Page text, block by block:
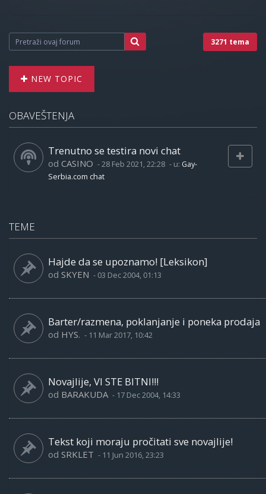
3271 tema
NEW TOPIC
OBAVEŠTENJA
Trenutno se testira novi chat
od CASINO -28 Feb 2021, 22:28 - u: Gay-
Serbia.com chat
TEME
Hajde da se upoznamo! [Leksikon]
od SKYEN - 03 Dec 2004, 01:13
Barter/razmena, poklanjanje i poneka prodaja
od HYS. - 11 Mar 2017, 10:42
Novajlije, VI STE BITNI!!!
od BARAKUDA - 17 Dec 2004, 14:33
Tekst koji moraju pročitati sve novajlije!
od SRKLET - 11 Jun 2016, 23:23